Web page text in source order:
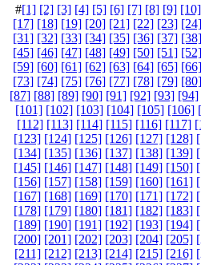
#[1] [2] [3] [4] [5] [6] [7] [8] [9] [10]
[17] [18] [19] [20] [21] [22] [23] [24]
[31] [32] [33] [34] [35] [36] [37] [38]
[45] [46] [47] [48] [49] [50] [51] [52]
[59] [60] [61] [62] [63] [64] [65] [66]
[73] [74] [75] [76] [77] [78] [79] [80]
[87] [88] [89] [90] [91] [92] [93] [94]
[101] [102] [103] [104] [105] [106]
[112] [113] [114] [115] [116] [117]
[123] [124] [125] [126] [127] [128]
[134] [135] [136] [137] [138] [139]
[145] [146] [147] [148] [149] [150]
[156] [157] [158] [159] [160] [161]
[167] [168] [169] [170] [171] [172]
[178] [179] [180] [181] [182] [183]
[189] [190] [191] [192] [193] [194]
[200] [201] [202] [203] [204] [205]
[211] [212] [213] [214] [215] [216]